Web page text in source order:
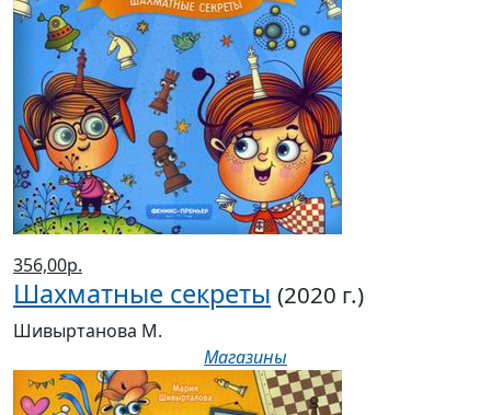
356,00р.
Шахматные секреты (2020 г.)
Шивыртанова М.
Магазины